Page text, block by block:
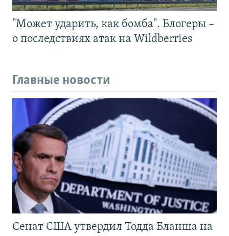
"Может ударить, как бомба". Блогеры –
о последствиях атак на Wildberries
Главные новости
Сенат США утвердил Тодда Бланша на